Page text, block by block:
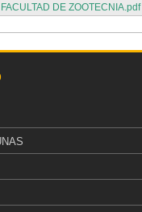
DE ZOOTECNIA.pdf